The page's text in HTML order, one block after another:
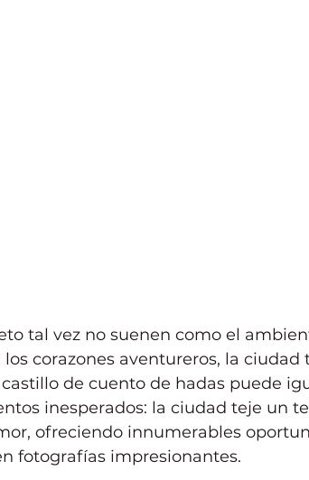
tal vez no suenen como el
corazones aventureros, la
de cuento de hadas puede
inesperados: la ciudad teje un
ofreciendo innumerables
fotografías impresionantes.